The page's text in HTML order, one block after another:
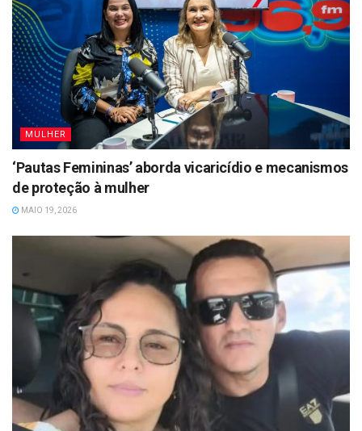
MULHER
‘Pautas Femininas’ aborda vicaricídio e mecanismos
de proteção à mulher
MAIO 19, 2026